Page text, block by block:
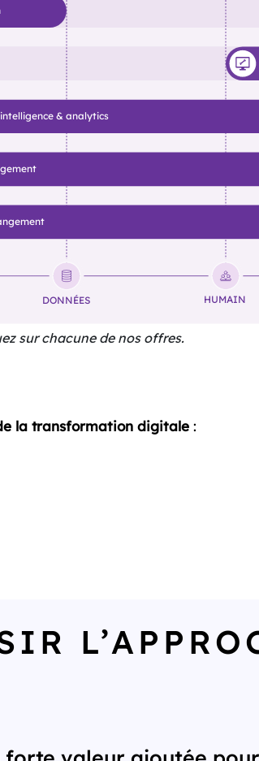
DONNÉES HUMAIN
& analytics
sur chacune de nos offres.
la transformation digitale: